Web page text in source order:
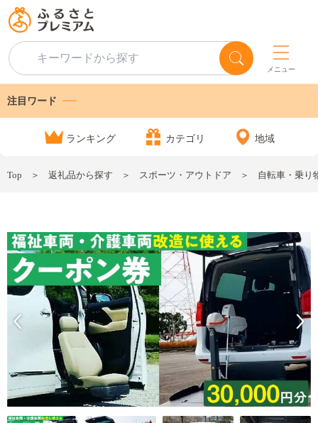
メニュー
注目ワード
ランキング カテゴリ 地域
Top 返礼品から探す スポーツ・アウトドア 自転車・乗り